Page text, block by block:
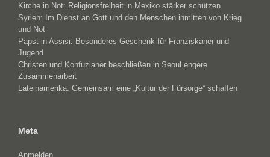
Kirche in Not: Religionsfreiheit in Mexiko stärker schützen
Syrien: Im Dienst an Gott und den Menschen inmitten von Krieg
und Not
Papst in Assisi: Besonderes Geschenk für Franziskaner und
Jugend
Christen und Konfuzianer beschließen in Seoul engere
Zusammenarbeit
Lateinamerika: Gemeinsam eine „Kultur der Fürsorge“ schaffen
Meta
Anmelden